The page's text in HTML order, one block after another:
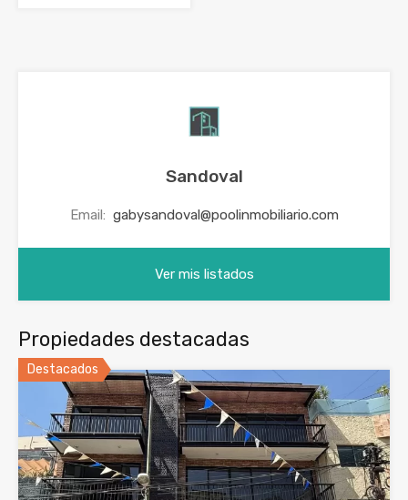
Sandoval
Email: gabysandoval@poolinmobiliario.com
Ver mis listados
Propiedades destacadas
Destacados